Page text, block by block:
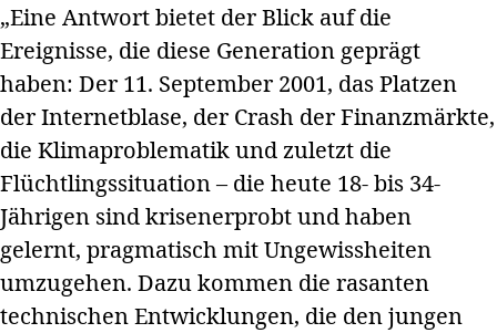
„Eine Antwort bietet der Blick auf die
Ereignisse, die diese Generation geprägt
haben: Der 11. September 2001, das Platzen
der Internetblase, der Crash der Finanzmärkte,
die Klimaproblematik und zuletzt die
Flüchtlingssituation – die heute 18- bis 34-
Jährigen sind krisenerprobt und haben
gelernt, pragmatisch mit Ungewissheiten
umzugehen. Dazu kommen die rasanten
technischen Entwicklungen, die den jungen